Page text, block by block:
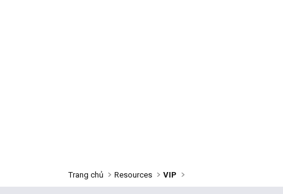
Trang chủ Resources VIP